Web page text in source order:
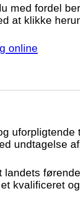
med fordel
at klikke
online
uforpligtende
undtagelse
landets førende
kvalificeret